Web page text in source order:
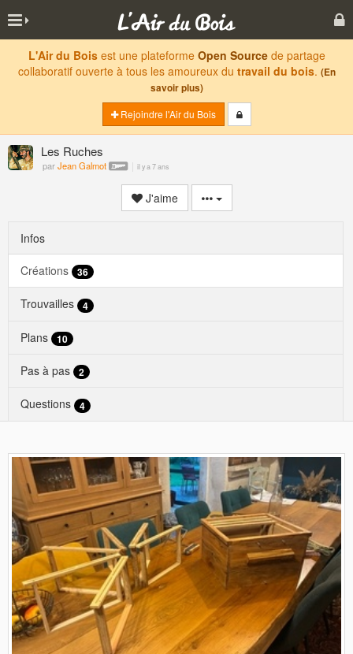
L'Air du Boisest une plateforme Open Sourcede partage
collaboratif ouverte à tous les amoureux du travail du bois. (En
savoir plus)
Rejoindre l'Air du Bois
Les Ruches
parJean Galmot il y a 7 ans
J'aime
Infos
Créations 36
Trouvailles 4
Plans 10
Pas à pas 2
Questions 4